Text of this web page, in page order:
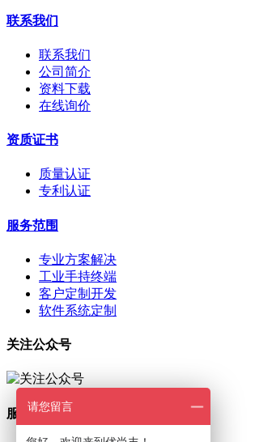
联系我们
联系我们
公司简介
资料下载
在线询价
资质证书
质量认证
专利认证
服务范围
专业方案解决
工业手持终端
客户定制开发
软件系统定制
关注公众号
服务热线
请您留言